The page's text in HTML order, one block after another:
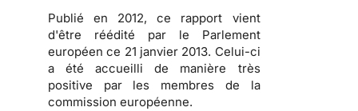
Publié en 2012, ce rapport vient
d'être réédité par le Parlement
européen ce 21 janvier 2013. Celui-ci
a été accueilli de manière très
positive par les membres de la
commission européenne.